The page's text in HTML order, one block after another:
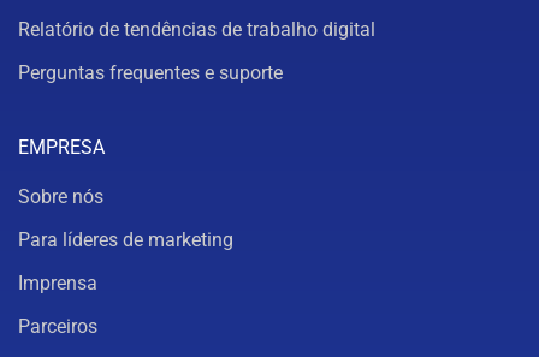
Relatório de tendências de trabalho digital
Perguntas frequentes e suporte
EMPRESA
Sobre nós
Para líderes de marketing
Imprensa
Parceiros